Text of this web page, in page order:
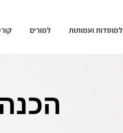
למוסדות ועמותות למורים